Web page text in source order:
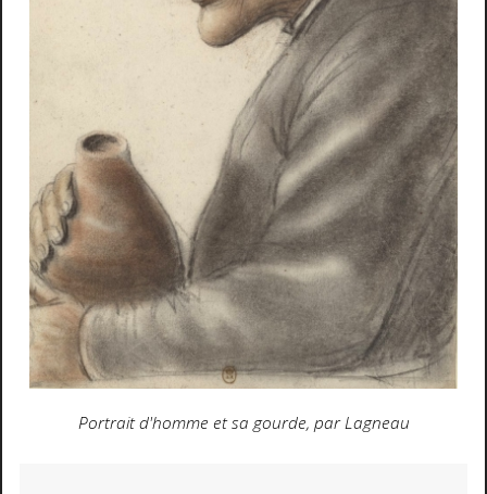
Portrait d'homme et sa gourde, par Lagneau